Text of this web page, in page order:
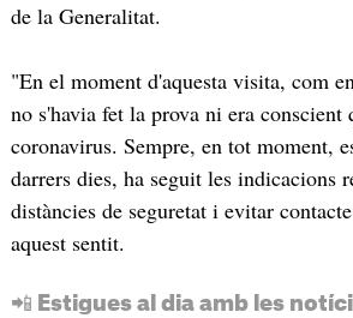
de la Generalitat.
"En el moment d'aquesta visita, com
no s'havia fet la prova ni era conscient
coronavirus. Sempre, en tot moment,
darrers dies, ha seguit les indicacions
distàncies de seguretat i evitar
aquest sentit.
📲 Estigues al dia amb les